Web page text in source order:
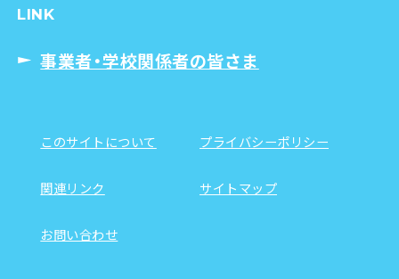
LINK
事業者・学校関係者の皆さま
このサイトについて プライバシーポリシー
関連リンク サイトマップ
お問い合わせ